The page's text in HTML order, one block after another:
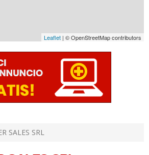
Leaflet | © OpenStreetMap contributors
SALES SRL